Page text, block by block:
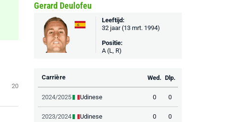
20
Gerard Deulofeu
Leeftijd:
32 jaar (13 mrt. 1994)
Positie:
A (L, R)
Carrière Wed. Dlp.
2024/2025 Udinese 0 0
2023/2024 Udinese 0 0